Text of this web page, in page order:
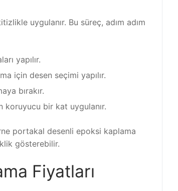
uygulanır. Bu süreç, adım adım
yapılır.
için desen seçimi yapılır.
bırakır.
koruyucu bir kat uygulanır.
portakal desenli epoksi kaplama
gösterebilir.
Fiyatları